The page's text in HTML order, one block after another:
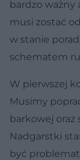
bardzo ważny
musi zostać
w stanie
schematem
W pierwszej
Musimy
barkowej oraz
Nadgarstki
być